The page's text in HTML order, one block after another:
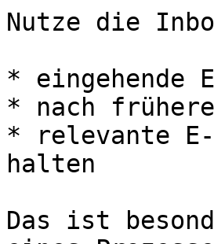
Nutze die
* eingehende
* nach
* relevante E-
halten
Das ist